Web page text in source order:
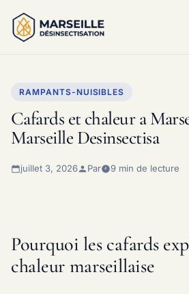
RAMPANTS-NUISIBLES
Cafards et chaleur a
Marseille Desinsectisa
juillet 3, 2026 Par 9 min de lecture
Pourquoi les cafards
chaleur marseillaise